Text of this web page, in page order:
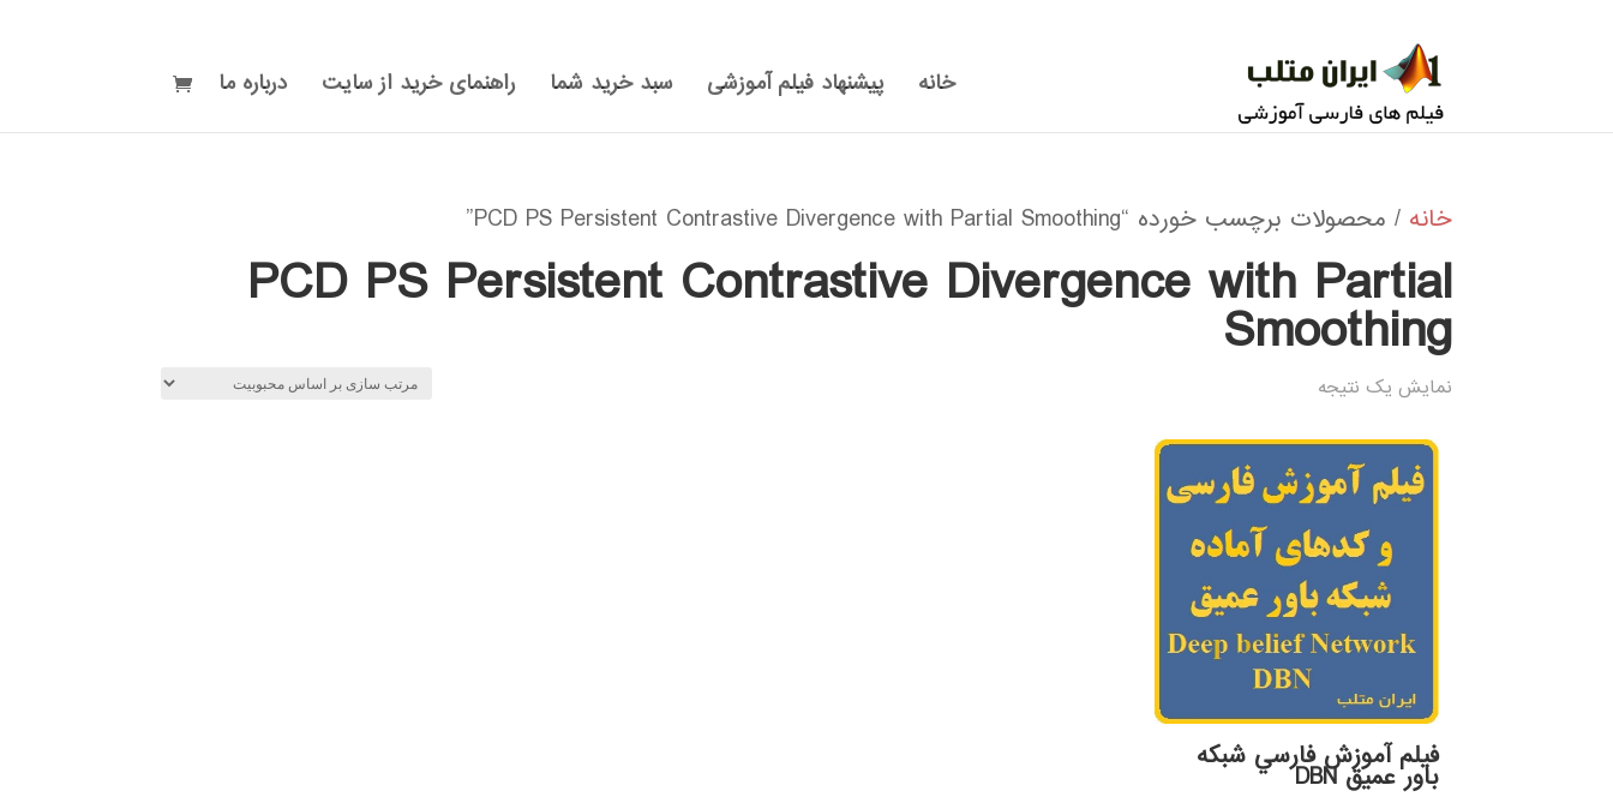
خانه پیشنهاد فیلم آموزشی سبد خرید شما راهنمای خرید از سایت درباره ما
خانه / محصولات برچسب خورده “PCD PS Persistent Contrastive Divergence with Partial Smoothing”
PCD PS Persistent Contrastive Divergence with Partial
Smoothing
نمایش یک نتیجه
فيلم آموزش فارسي شبكه
باور عميق DBN